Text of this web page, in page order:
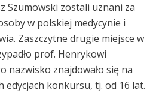
Szumowski zostali uznani za
w polskiej medycynie i
Zaszczytne drugie miejsce w
prof. Henrykowi
nazwisko znajdowało się na
edycjach konkursu, tj. od 16 lat.